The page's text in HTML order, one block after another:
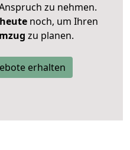
zu nehmen.
noch, um Ihren
zu planen.
erhalten